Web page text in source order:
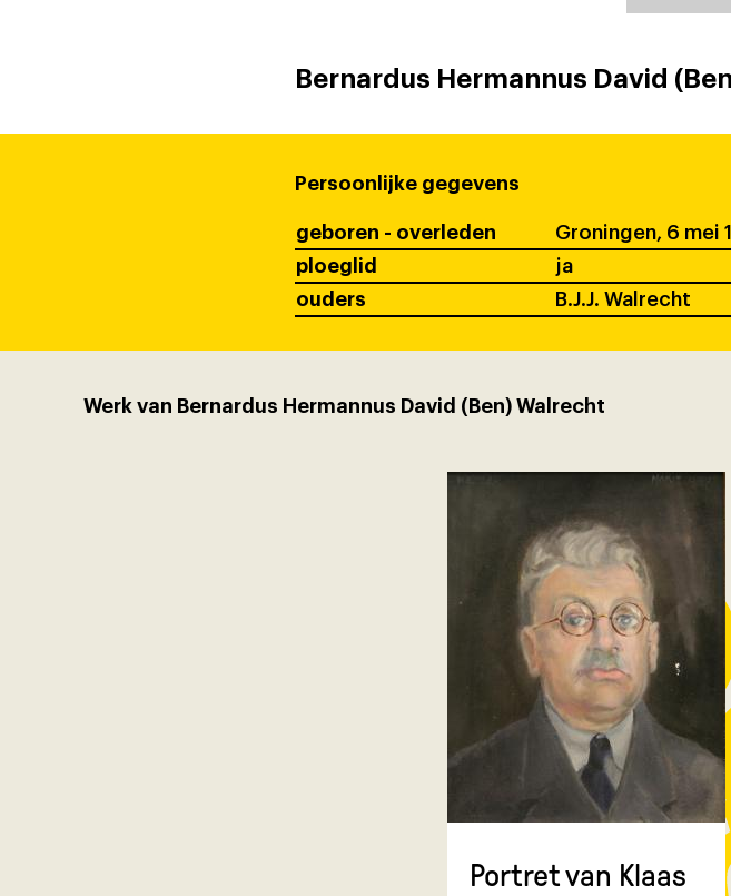
Bernardus Hermannus David
Persoonlijke gegevens
geboren - overleden
Groningen, 6 mei
ploeglid
ja
ouders
B.J.J. Walrecht
Werk van Bernardus Hermannus David (Ben) Walrecht
Portret van Klaas